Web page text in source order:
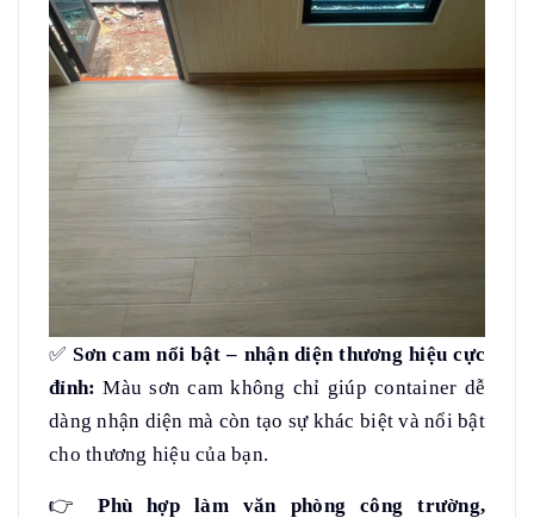
✅ Sơn cam nổi bật – nhận diện thương hiệu cực
đỉnh: Màu sơn cam không chỉ giúp container dễ
dàng nhận diện mà còn tạo sự khác biệt và nổi bật
cho thương hiệu của bạn.
👉
Phù hợp làm văn phòng công trường,